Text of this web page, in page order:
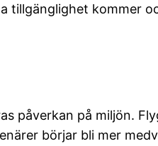
tillgänglighet kommer
påverkan på miljön.
börjar bli mer